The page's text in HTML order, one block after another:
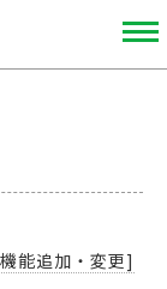
能追加・変更]